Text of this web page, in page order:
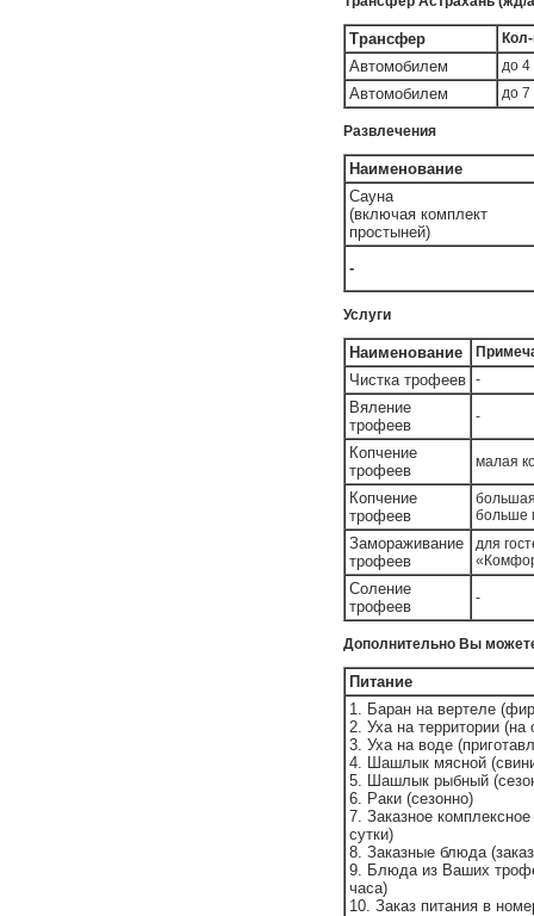
Трансфер
Автомобилем до 4
Автомобилем до 7
Развлечения
Наименование
Сауна
(включая комплект
простыней)
-
Услуги
Наименование
Чистка трофеев -
Вяление
трофеев
-
Копчение
трофеев
малая
Копчение
трофеев
больше
Замораживание
трофеев
для
Соление
трофеев
-
Дополнительно Вы
Питание
1. Баран на вертеле
2. Уха на территории (на
3. Уха на воде
4. Шашлык мясной
5. Шашлык рыбный
6. Раки (сезонно)
7. Заказное
сутки)
8. Заказные блюда
9. Блюда из Ваших
часа)
10. Заказ питания в